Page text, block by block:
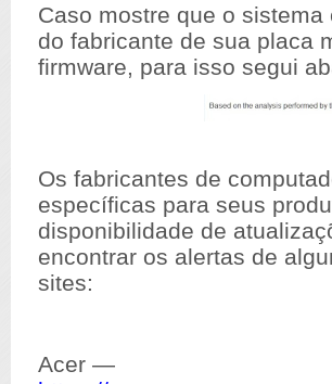
Caso mostre que o
do fabricante de sua placa
firmware, para isso segui
Os fabricantes de
específicas para seus
disponibilidade de
encontrar os alertas de
sites:
Acer —